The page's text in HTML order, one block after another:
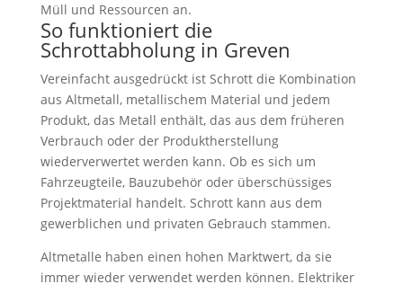
Müll und Ressourcen an.
So funktioniert die
Schrottabholung in Greven
Vereinfacht ausgedrückt ist Schrott die Kombination
aus Altmetall, metallischem Material und jedem
Produkt, das Metall enthält, das aus dem früheren
Verbrauch oder der Produktherstellung
wiederverwertet werden kann. Ob es sich um
Fahrzeugteile, Bauzubehör oder überschüssiges
Projektmaterial handelt. Schrott kann aus dem
gewerblichen und privaten Gebrauch stammen.
Altmetalle haben einen hohen Marktwert, da sie
immer wieder verwendet werden können. Elektriker